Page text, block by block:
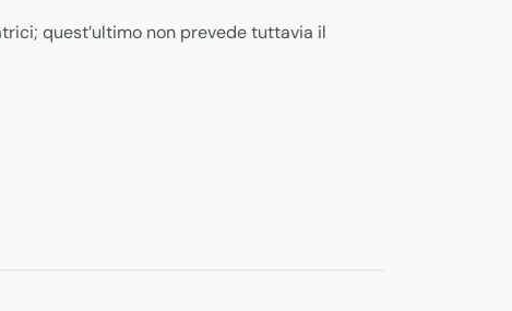
quest’ultimo non prevede tuttavia il